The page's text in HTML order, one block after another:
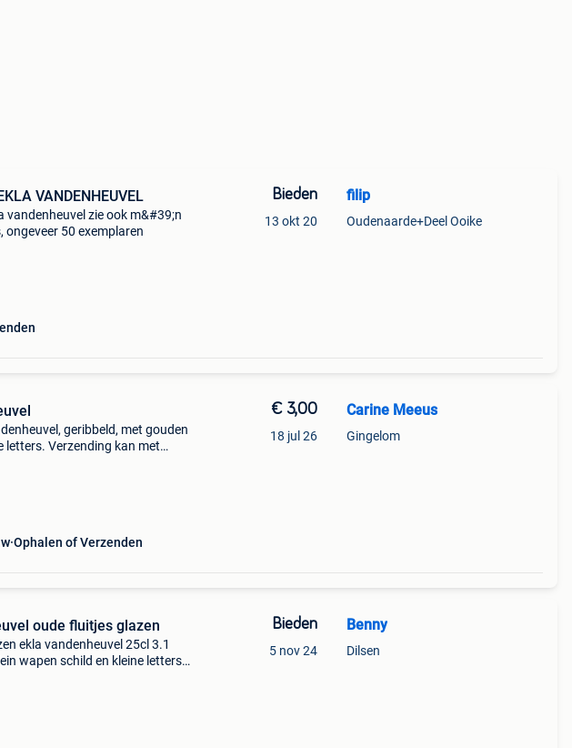
VANDENHEUVEL
vandenheuvel zie ook m&#39;n
ongeveer 50 exemplaren
Bieden
13 okt 20
filip
Oudenaarde+Deel Ooike
geribbeld, met gouden
letters. Verzending kan met
Ophalen of Verzenden
€ 3,00
18 jul 26
Carine Meeus
Gingelom
oude fluitjes glazen
ekla vandenheuvel 25cl 3.1
wapen schild en kleine letters
Bieden
5 nov 24
Benny
Dilsen